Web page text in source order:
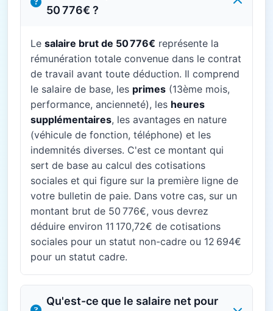
50 776€ ?
Le salaire brut de 50 776€ représente la
rémunération totale convenue dans le contrat
de travail avant toute déduction. Il comprend
le salaire de base, les primes (13ème mois,
performance, ancienneté), les heures
supplémentaires, les avantages en nature
(véhicule de fonction, téléphone) et les
indemnités diverses. C'est ce montant qui
sert de base au calcul des cotisations
sociales et qui figure sur la première ligne de
votre bulletin de paie. Dans votre cas, sur un
montant brut de 50 776€, vous devrez
déduire environ 11 170,72€ de cotisations
sociales pour un statut non-cadre ou 12 694€
pour un statut cadre.
Qu'est-ce que le salaire net pour